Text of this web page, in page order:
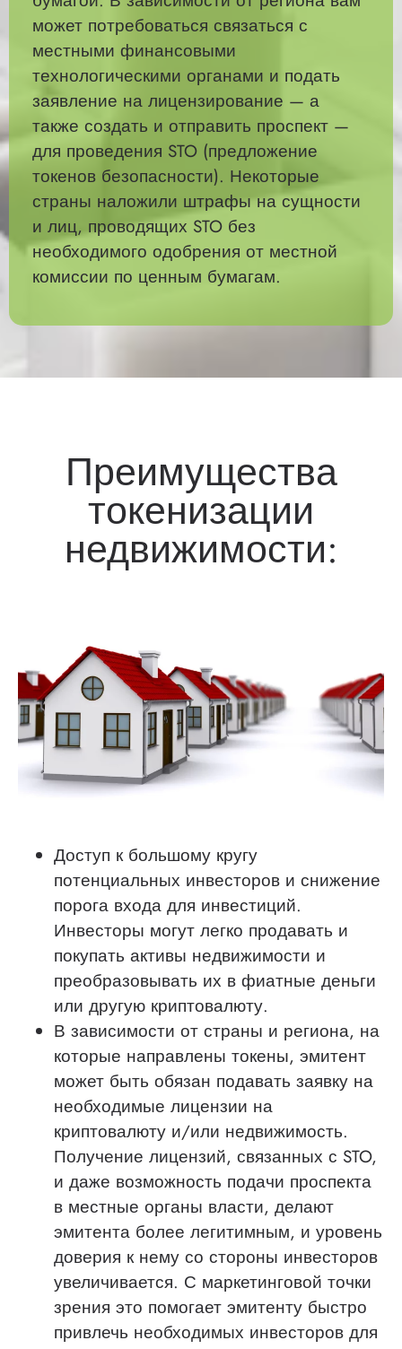
может потребоваться связаться с
местными финансовыми
технологическими органами и подать
заявление на лицензирование — а
также создать и отправить проспект —
для проведения STO (предложение
токенов безопасности). Некоторые
страны наложили штрафы на сущности
и лиц, проводящих STO без
необходимого одобрения от местной
комиссии по ценным бумагам.
Преимущества
токенизации
недвижимости:
Доступ к большому кругу
потенциальных инвесторов и снижение
порога входа для инвестиций.
Инвесторы могут легко продавать и
покупать активы недвижимости и
преобразовывать их в фиатные деньги
или другую криптовалюту.
В зависимости от страны и региона, на
которые направлены токены, эмитент
может быть обязан подавать заявку на
необходимые лицензии на
криптовалюту и/или недвижимость.
Получение лицензий, связанных с STO,
и даже возможность подачи проспекта
в местные органы власти, делают
эмитента более легитимным, и уровень
доверия к нему со стороны инвесторов
увеличивается. С маркетинговой точки
зрения это помогает эмитенту быстро
привлечь необходимых инвесторов для